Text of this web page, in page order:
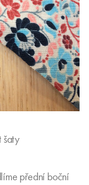
šaty
přední boční